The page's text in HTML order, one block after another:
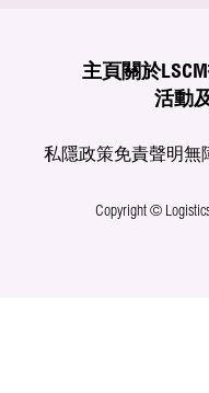
主頁 關於LSCM
活動
私隱政策免責聲明無
Copyright ©